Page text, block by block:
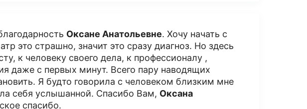
Оксане Анатольевне. Хочу начать с
это страшно, значит это сразу диагноз. Но здесь
к человеку своего дела, к профессионалу ,
даже с первых минут. Всего пару наводящих
Я будто говорила с человеком близким мне
себя услышанной. Спасибо Вам, Оксана
спасибо.